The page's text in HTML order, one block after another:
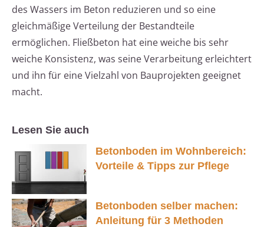
des Wassers im Beton reduzieren und so eine
gleichmäßige Verteilung der Bestandteile
ermöglichen. Fließbeton hat eine weiche bis sehr
weiche Konsistenz, was seine Verarbeitung erleichtert
und ihn für eine Vielzahl von Bauprojekten geeignet
macht.
Lesen Sie auch
Betonboden im Wohnbereich:
Vorteile & Tipps zur Pflege
Betonboden selber machen:
Anleitung für 3 Methoden